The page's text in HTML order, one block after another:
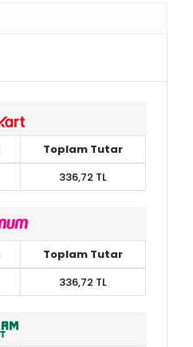
Toplam Tutar
336,72 TL
Toplam Tutar
336,72 TL